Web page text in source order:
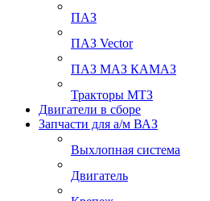
ПАЗ
ПАЗ Vector
ПАЗ МАЗ КАМАЗ
Тракторы МТЗ
Двигатели в сборе
Запчасти для а/м ВАЗ
Выхлопная система
Двигатель